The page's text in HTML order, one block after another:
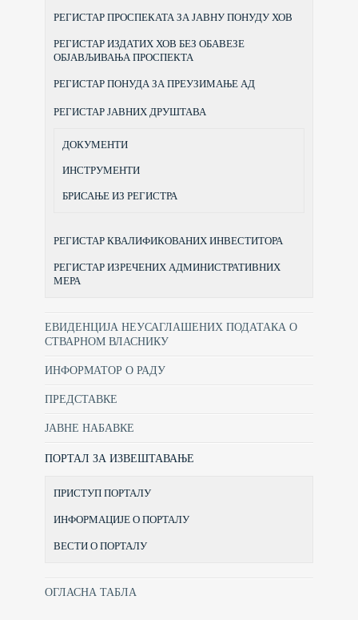
РЕГИСТАР ПРОСПЕКАТА ЗА ЈАВНУ ПОНУДУ ХОВ
РЕГИСТАР ИЗДАТИХ ХОВ БЕЗ ОБАВЕЗЕ
ОБЈАВЉИВАЊА ПРОСПЕКТА
РЕГИСТАР ПОНУДА ЗА ПРЕУЗИМАЊЕ АД
РЕГИСТАР ЈАВНИХ ДРУШТАВА
ДОКУМЕНТИ
ИНСТРУМЕНТИ
БРИСАЊЕ ИЗ РЕГИСТРА
РЕГИСТАР КВАЛИФИКОВАНИХ ИНВЕСТИТОРА
РЕГИСТАР ИЗРЕЧЕНИХ АДМИНИСТРАТИВНИХ
МЕРА
ЕВИДЕНЦИЈА НЕУСАГЛАШЕНИХ ПОДАТАКА О
СТВАРНОМ ВЛАСНИКУ
ИНФОРМАТОР О РАДУ
ПРЕДСТАВКЕ
ЈАВНЕ НАБАВКЕ
ПОРТАЛ ЗА ИЗВЕШТАВАЊЕ
ПРИСТУП ПОРТАЛУ
ИНФОРМАЦИЈЕ О ПОРТАЛУ
ВЕСТИ О ПОРТАЛУ
ОГЛАСНА ТАБЛА